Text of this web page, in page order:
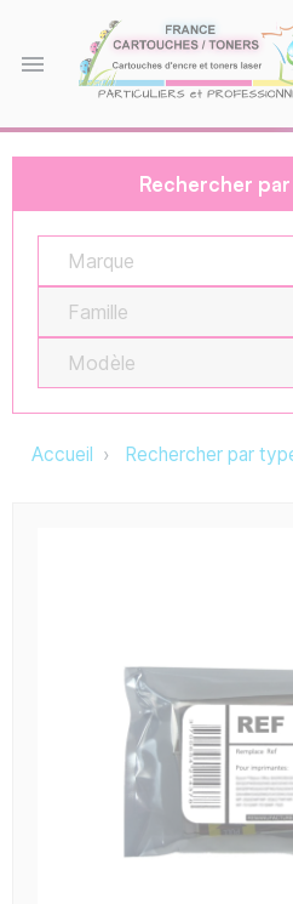
menu
Rechercher
Marque
Famille
Modèle
Accueil Rechercher par